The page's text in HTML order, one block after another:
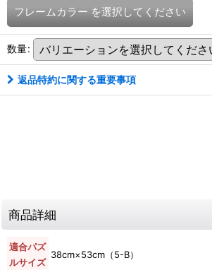
フレームカラー を選択してください
数量:
返品特約に関する重要事項
商品詳細
適合パズ
ルサイズ
38cm×53cm（5-B）